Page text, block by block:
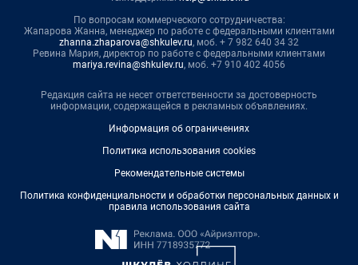
По вопросам коммерческого сотрудничества:
Жапарова Жанна, менеджер по работе с федеральными клиентами
zhanna.zhaparova@shkulev.ru, моб. + 7 982 640 34 32
Ревина Мария, директор по работе с федеральными клиентами
mariya.revina@shkulev.ru, моб. +7 910 402 4056
Редакция сайта не несет ответственности за достоверность
информации, содержащейся в рекламных объявлениях.
Информация об ограничениях
Политика использования cookies
Рекомендательные системы
Политика конфиденциальности и обработки персональных данных и
правила использования сайта